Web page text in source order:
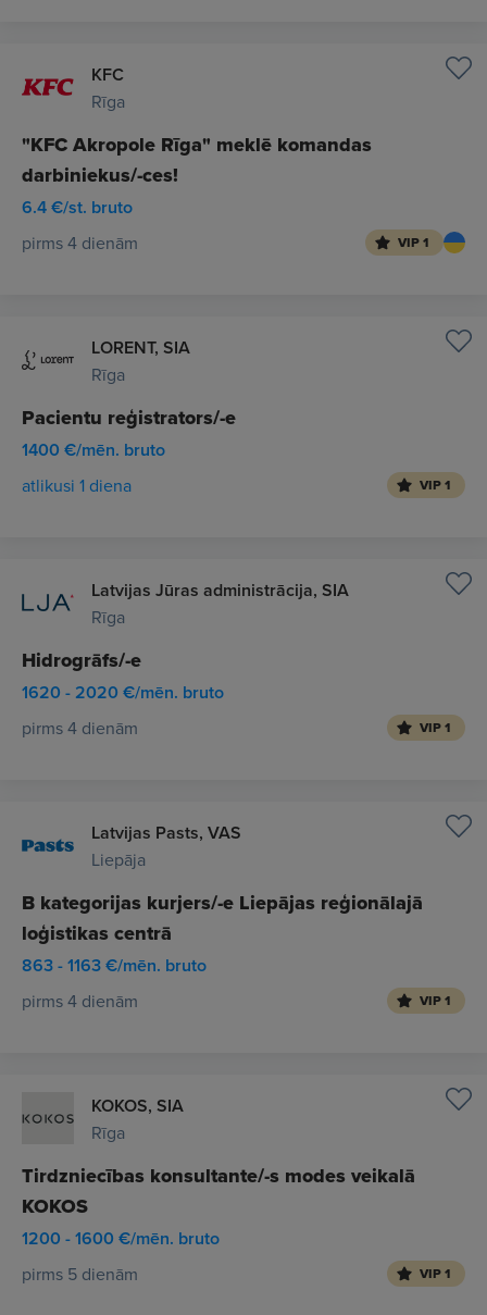
KFC
Rīga
"KFC Akropole Rīga" meklē komandas
darbiniekus/-ces!
6.4 €/st. bruto
pirms 4 dienām VIP 1
LORENT, SIA
Rīga
Pacientu reģistrators/-e
1400 €/mēn. bruto
atlikusi 1 diena VIP 1
Latvijas Jūras administrācija, SIA
Rīga
Hidrogrāfs/-e
1620 - 2020 €/mēn. bruto
pirms 4 dienām VIP 1
Latvijas Pasts, VAS
Liepāja
B kategorijas kurjers/-e Liepājas reģionālajā
loģistikas centrā
863 - 1163 €/mēn. bruto
pirms 4 dienām VIP 1
KOKOS, SIA
Rīga
Tirdzniecības konsultante/-s modes veikalā
KOKOS
1200 - 1600 €/mēn. bruto
pirms 5 dienām VIP 1